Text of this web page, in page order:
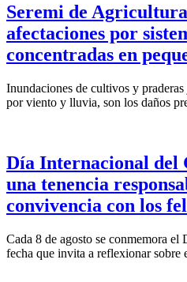
Seremi de
afectaciones por
concentradas en
Inundaciones de cultivos y
por viento y lluvia, son los daños
Día Internacional del
una tenencia
convivencia con los
Cada 8 de agosto se conmemora
fecha que invita a reflexionar sobre